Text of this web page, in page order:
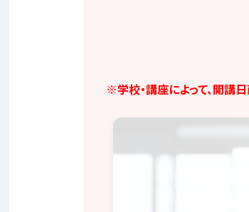
※学校・講座によって、開講